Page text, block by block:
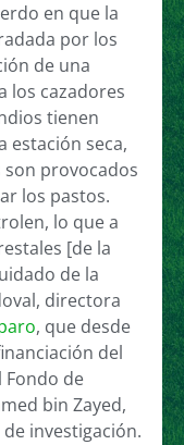
en que la
por los
de una
los cazadores
tienen
estación seca,
provocados
los pastos.
lo que a
[de la
de la
directora
, que desde
del
Fondo de
bin Zayed,
investigación.